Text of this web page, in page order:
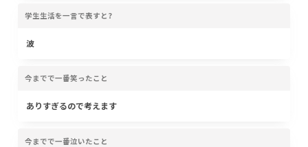
学生生活を一言で表すと?
波
今までで一番笑ったこと
ありすぎるので考えます
今までで一番泣いたこと